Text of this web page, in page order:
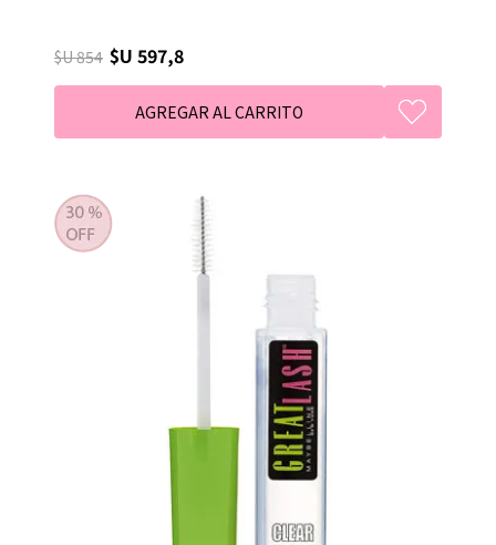
$U 854 $U 597,8